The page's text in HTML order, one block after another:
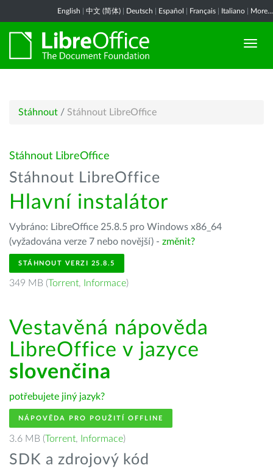
English 中文 (简体) Deutsch Español Français Italiano More...
Stáhnout / Stáhnout LibreOffice
Stáhnout LibreOffice
Stáhnout LibreOffice
Hlavní instalátor
Vybráno: LibreOffice 25.8.5 pro Windows x86_64
(vyžadována verze 7 nebo novější) - změnit?
STÁHNOUT VERZI 25.8.5
349 MB (Torrent, Informace)
Vestavěná nápověda
LibreOffice v jazyce
slovenčina
potřebujete jiný jazyk?
NÁPOVĚDA PRO POUŽITÍ OFFLINE
3.6 MB (Torrent, Informace)
SDK a zdrojový kód